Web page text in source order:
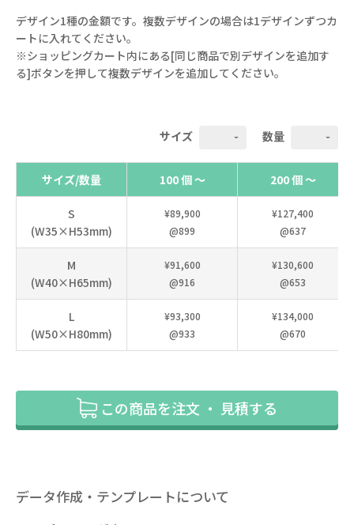
デザイン1種の金額です。複数デザインの場合は1デザインずつカ
ートに入れてください。
※ショッピングカート内にある[同じ商品で別デザインを追加す
る]ボタンを押して複数デザインを追加してください。
サイズ 数量
サイズ/数量 100 個 ～ 200 個 ～
S
(W35×H53mm)
¥89,900
@899
¥127,400
@637
M
(W40×H65mm)
¥91,600
@916
¥130,600
@653
L
(W50×H80mm)
¥93,300
@933
¥134,000
@670
この商品を注文 ・ 見積する
データ作成・テンプレートについて